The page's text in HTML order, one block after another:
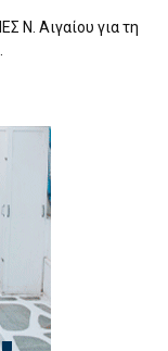
Ν. Αιγαίου για τη